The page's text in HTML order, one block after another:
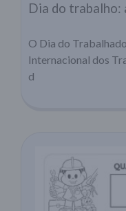
Dia do
O Dia do
Internacional dos
d